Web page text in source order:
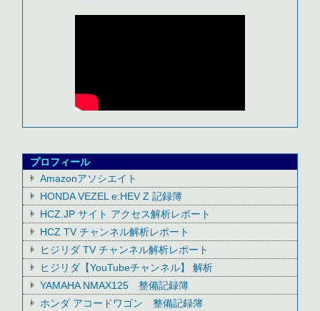
プロフィール
Amazonアソシエイト
HONDA VEZEL e:HEV Z 記録簿
HCZ.JP サイト アクセス解析レポート
HCZ TV チャンネル解析レポート
ヒジリダ TV チャンネル解析レポート
ヒジリダ【YouTubeチャンネル】 解析
YAMAHA NMAX125 整備記録簿
ホンダ アコードワゴン 整備記録簿